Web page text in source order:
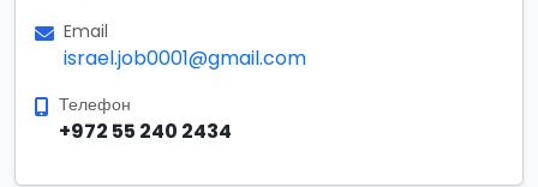
Email
israel.job0001@gmail.com
Телефон
+972 55 240 2434